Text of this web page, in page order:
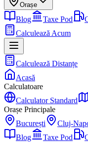
Orașe
Blog Taxe Pod
Calculează Acum
Calculează Distanțe
Acasă
Calculatoare
Calculator Standard
Orașe Principale
București
Cluj-
Blog
Taxe Pod